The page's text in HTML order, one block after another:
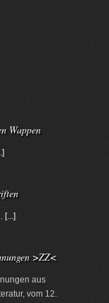
Wappen
[...]
>ZZ<
aus
vom 12.